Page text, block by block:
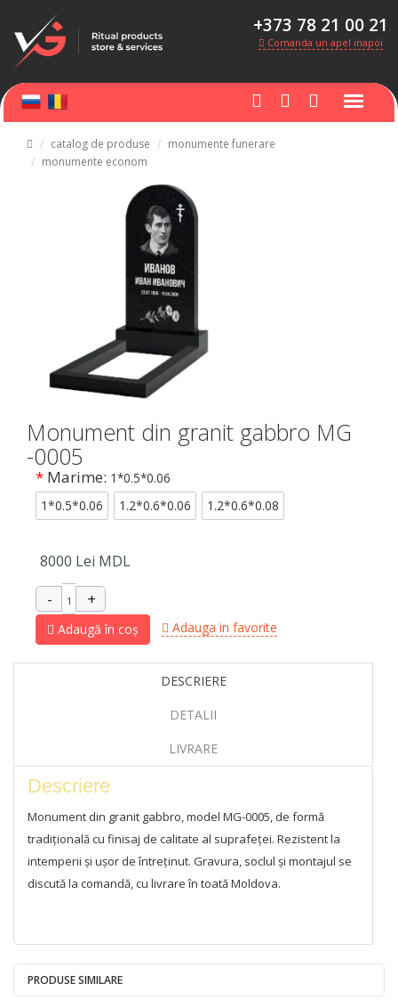
+373 78 21 00 21
Comanda un apel inapoi
catalog de produse
monumente funerare
monumente econom
Monument din granit gabbro MG
-0005
* Marime: 1*0.5*0.06
1*0.5*0.06
1.2*0.6*0.06 1.2*0.6*0.08
8000 Lei MDL
Adaugă în coș Adauga in favorite
DESCRIERE
DETALII
LIVRARE
Descriere
Monument din granit gabbro, model MG-0005, de formă
tradițională cu finisaj de calitate al suprafeței. Rezistent la
intemperii și ușor de întreținut. Gravura, soclul și montajul se
discută la comandă, cu livrare în toată Moldova.
PRODUSE SIMILARE